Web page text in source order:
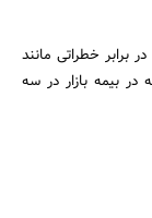
برابر خطراتی مانند
بیمه بازار در سه